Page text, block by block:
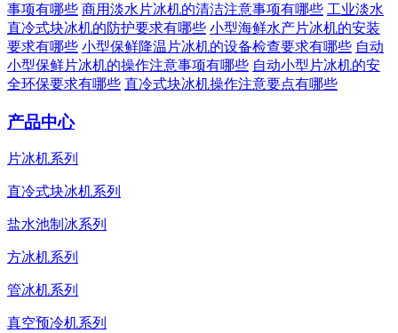
事项有哪些 商用淡水片冰机的清洁注意事项有哪些 工业淡水
直冷式块冰机的防护要求有哪些 小型海鲜水产片冰机的安装
要求有哪些 小型保鲜降温片冰机的设备检查要求有哪些 自动
小型保鲜片冰机的操作注意事项有哪些 自动小型片冰机的安
全环保要求有哪些 直冷式块冰机操作注意要点有哪些
产品中心
片冰机系列
直冷式块冰机系列
盐水池制冰系列
方冰机系列
管冰机系列
真空预冷机系列